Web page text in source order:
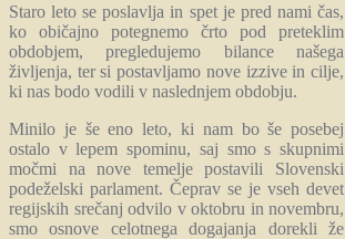
Staro leto se poslavlja in spet je pred nami čas,
ko običajno potegnemo črto pod preteklim
obdobjem, pregledujemo bilance našega
življenja, ter si postavljamo nove izzive in cilje,
ki nas bodo vodili v naslednjem obdobju.
Minilo je še eno leto, ki nam bo še posebej
ostalo v lepem spominu, saj smo s skupnimi
močmi na nove temelje postavili Slovenski
podeželski parlament. Čeprav se je vseh devet
regijskih srečanj odvilo v oktobru in novembru,
smo osnove celotnega dogajanja dorekli že